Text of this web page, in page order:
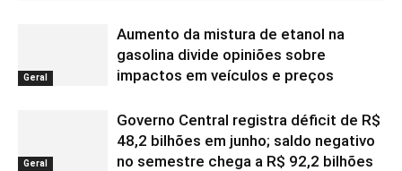
Geral
Aumento da mistura de etanol na
gasolina divide opiniões sobre
impactos em veículos e preços
Geral
Governo Central registra déficit de R$
48,2 bilhões em junho; saldo negativo
no semestre chega a R$ 92,2 bilhões